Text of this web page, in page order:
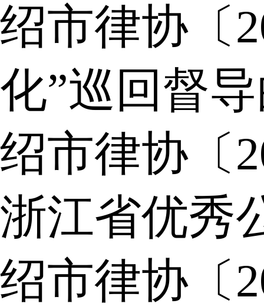
绍市律协〔
化”巡回督
绍市律协〔
浙江省优秀
绍市律协〔